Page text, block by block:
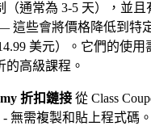
（通常為 3-5 天），並且
這些會將價格降低到特
美元）。它們的使
的高級課程。
折扣鏈接 從 Class
無需複製和貼上程式碼